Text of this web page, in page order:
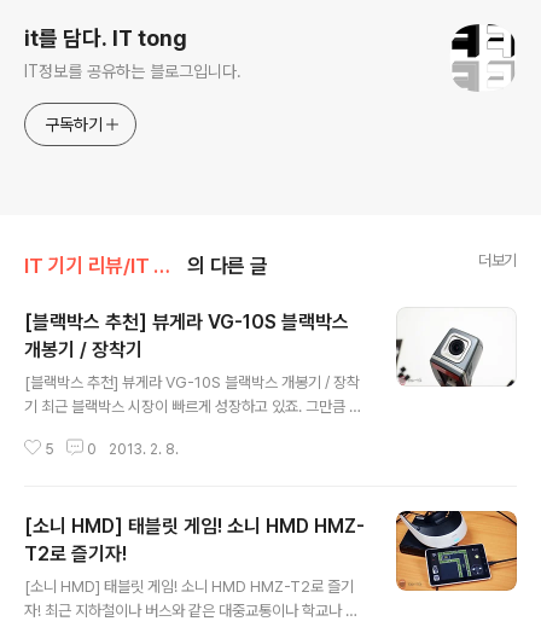
it를 담다. IT tong
IT정보를 공유하는 블로그입니다.
구독하기
IT 기기 리뷰/IT 기타 의 다른 글 더보기
[블랙박스 추천] 뷰게라 VG-10S 블랙박스
개봉기 / 장착기
[블랙박스 추천] 뷰게라 VG-10S 블랙박스 개봉기 / 장착
기 최근 블랙박스 시장이 빠르게 성장하고 있죠. 그만큼 다
랙박스는 운전자와 차량을 안전과 사고 발생시 정확한 원
각종 차량 범죄로 부터 미리 예방할 수 있는 효과까지 기대
할 수 있는 만큼, 최근 운전자들에게 블랙박스와 네비게이
션은 필수품이라고 할 수 있는데요. 이번에 소개해드릴 블
랙박스는 순정형 타입의 차량 블랙박스 (주)카네비컴의 뷰
5 0 2013. 2. 8.
[소니 HMD] 태블릿 게임! 소니 HMD HMZ-
T2로 즐기자!
[소니 HMD] 태블릿 게임! 소니 HMD HMZ-T2로 즐기
자! 최근 지하철이나 버스와 같은 대중교통이나 학교나 사